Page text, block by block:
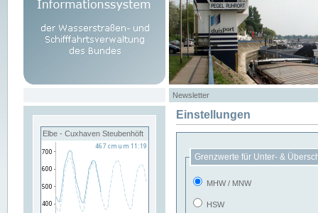
Newsletter
Elbe - Cuxhaven Steubenhöft
Einstellungen
Grenzwerte für Unter- &
MHW / MNW
HSW